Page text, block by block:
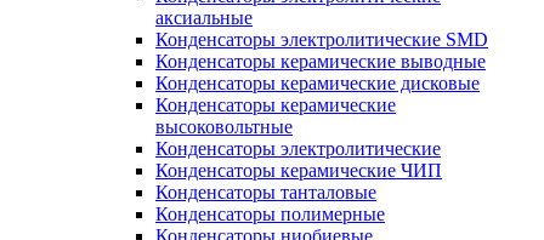
аксиальные
Конденсаторы электролитические SMD
Конденсаторы керамические выводные
Конденсаторы керамические дисковые
Конденсаторы керамические
высоковольтные
Конденсаторы электролитические
Конденсаторы керамические ЧИП
Конденсаторы танталовые
Конденсаторы полимерные
Конденсаторы ниобиевые